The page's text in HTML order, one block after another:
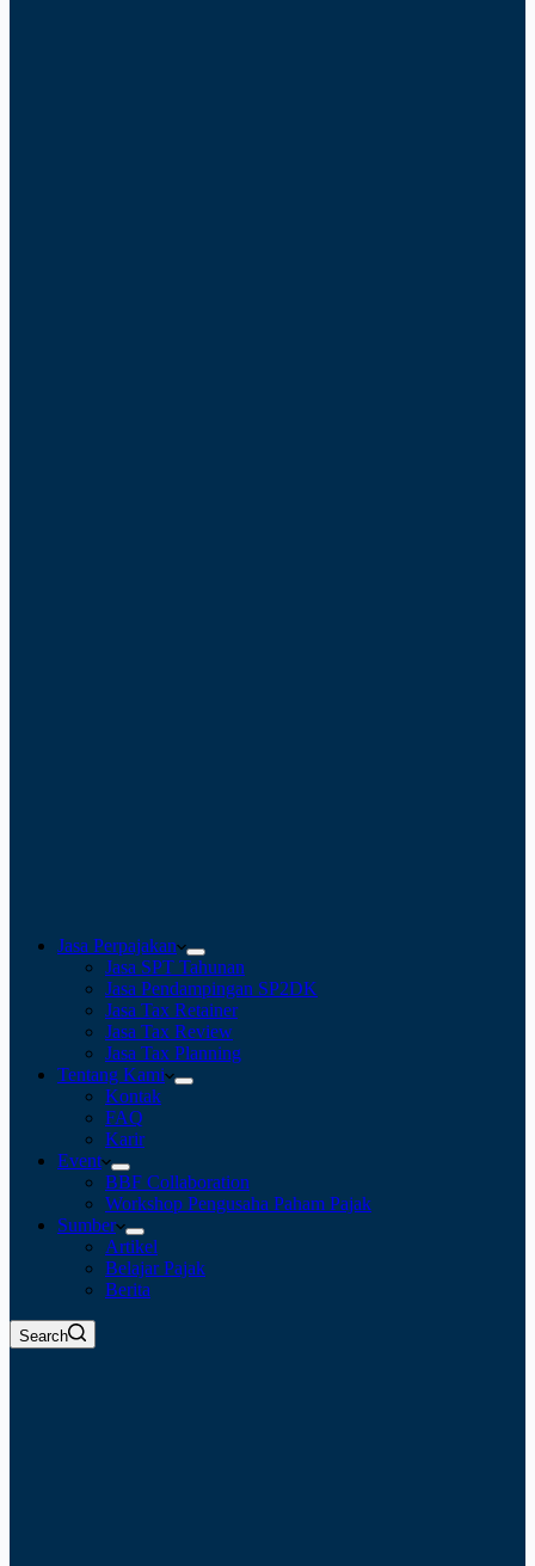
Jasa Perpajakan
Jasa SPT Tahunan
Jasa Pendampingan SP2DK
Jasa Tax Retainer
Jasa Tax Review
Jasa Tax Planning
Tentang Kami
Kontak
FAQ
Karir
Event
BBF Collaboration
Workshop Pengusaha Paham Pajak
Sumber
Artikel
Belajar Pajak
Berita
Search